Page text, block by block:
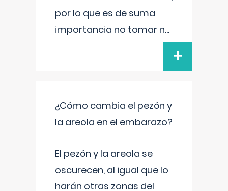
por lo que es de suma
importancia no tomar n...
+
¿Cómo cambia el pezón y
la areola en el embarazo?
El pezón y la areola se
oscurecen, al igual que lo
harán otras zonas del